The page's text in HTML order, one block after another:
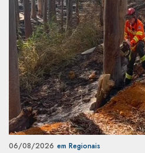
06/08/2026 em Regionais